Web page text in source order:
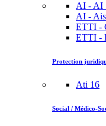
AI - AI
AI -
ETTI -
ETTI -
Protection
Ati 16
Social / Médico-